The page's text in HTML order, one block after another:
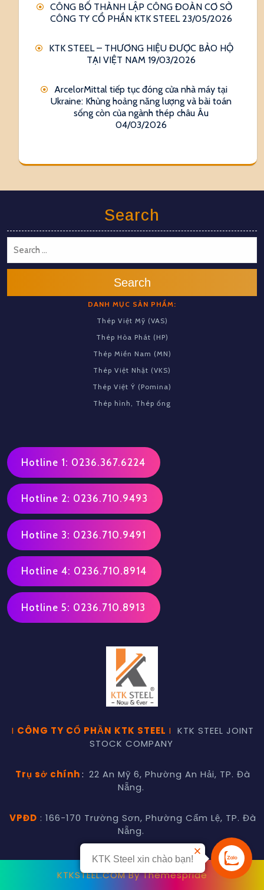
CÔNG BỐ THÀNH LẬP CÔNG ĐOÀN CƠ SỞ
CÔNG TY CỔ PHẦN KTK STEEL 23/05/2026
KTK STEEL – THƯƠNG HIỆU ĐƯỢC BẢO HỘ
TẠI VIỆT NAM 19/03/2026
ArcelorMittal tiếp tục đóng cửa nhà máy tại
Ukraine: Khủng hoảng năng lượng và bài toán
sống còn của ngành thép châu Âu
04/03/2026
Search
Search
DANH MỤC SẢN PHẨM:
Thép Việt Mỹ (VAS)
Thép Hòa Phát (HP)
Thép Miền Nam (MN)
Thép Việt Nhật (VKS)
Thép Việt Ý (Pomina)
Thép hình, Thép ống
Hotline 1: 0236.367.6224
Hotline 2: 0236.710.9493
Hotline 3: 0236.710.9491
Hotline 4: 0236.710.8914
Hotline 5: 0236.710.8913
I CÔNG TY CỔ PHẦN KTK STEEL I KTK STEEL JOINT
STOCK COMPANY
Trụ sở chính: 22 An Mỹ 6, Phường An Hải, TP. Đà
Nẵng.
VPĐD : 166-170 Trường Sơn, Phường Cẩm Lệ, TP. Đà
Nẵng.
KTKSTEEL.COMBy Themespride
Liên hệ
KTK Steel xin chào bạn!